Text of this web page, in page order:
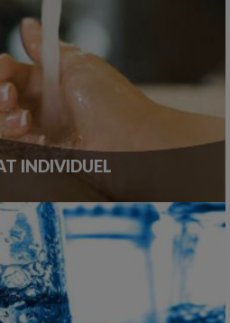
INDIVIDUEL